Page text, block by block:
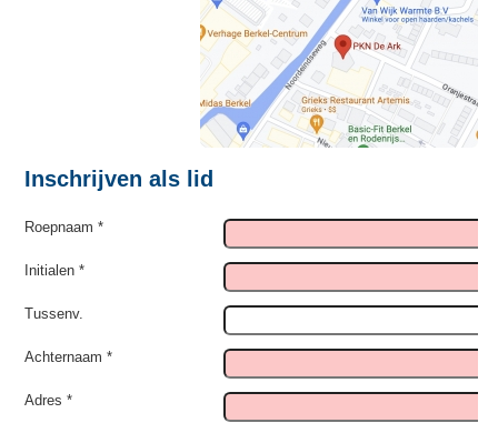
Inschrijven als lid
Roepnaam *
Initialen *
Tussenv.
Achternaam *
Adres *